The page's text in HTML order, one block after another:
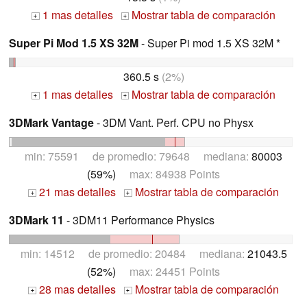
+ 1 mas detalles +
Mostrar tabla de comparación
Super Pi Mod 1.5 XS 32M- Super Pi mod 1.5 XS 32M *
360.5 s(2%)
+ 1 mas detalles +
Mostrar tabla de comparación
3DMark Vantage- 3DM Vant. Perf. CPU no Physx
min: 75591 de promedio: 79648 mediana: 80003
(59%) max: 84938 Points
+ 21 mas detalles + Mostrar tabla de comparación
3DMark 11 - 3DM11 Performance Physics
min: 14512 de promedio: 20484 mediana: 21043.5
(52%) max: 24451 Points
+ 28 mas detalles + Mostrar tabla de comparación